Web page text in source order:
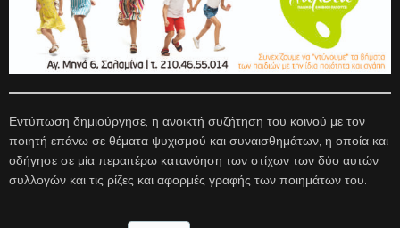
Εντύπωση δημιούργησε, η ανοικτή συζήτηση του κοινού με τον
ποιητή επάνω σε θέματα ψυχισμού και συναισθημάτων, η οποία και
οδήγησε σε μία περαιτέρω κατανόηση των στίχων των δύο αυτών
συλλογών και τις ρίζες και αφορμές γραφής των ποιημάτων του.